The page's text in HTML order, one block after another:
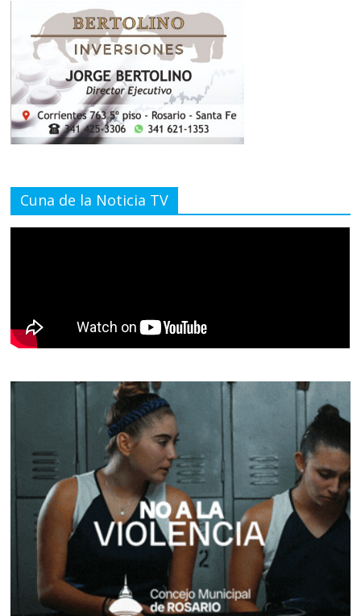
Cuna de la Noticia TV